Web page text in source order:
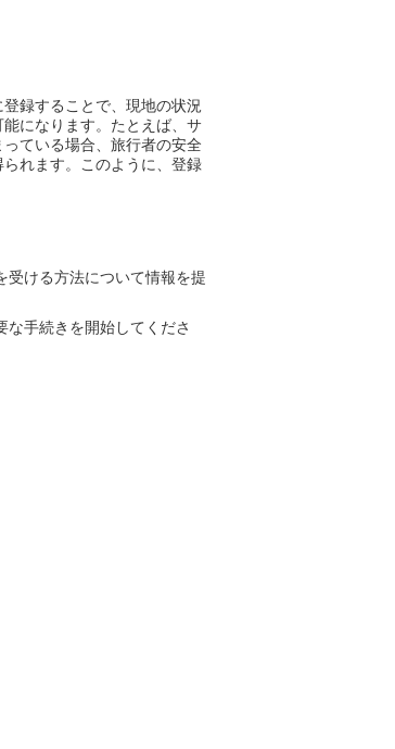
録することで、現地の状況
になります。たとえば、サ
ている場合、旅行者の安全
れます。このように、登録
受ける方法について情報を提
手続きを開始してくださ